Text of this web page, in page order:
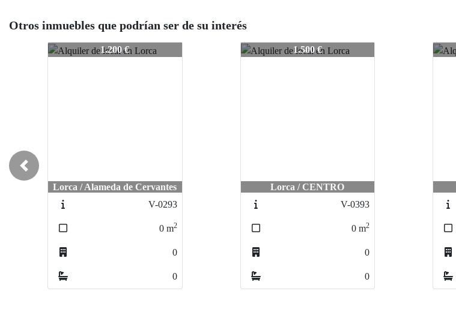
Otros inmuebles que podrían ser de su interés
V-0382
1.200 €
Lorca / Alameda de Cervantes
V-0293
0 m2
0
0
V-0382 1.500 €
Lorca / CENTRO
V-0393
0 m2
0
0
V-
Previous